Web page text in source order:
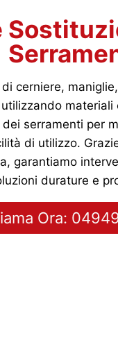
cerniere,
serramenti per
di utilizzo.
garantiamo
durature e
Ora: